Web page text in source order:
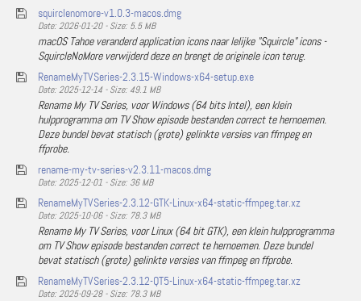
squirclenomore-v1.0.3-macos.dmg
Date: 2026-01-20 - Size: 5.5 MB
macOS Tahoe veranderd application icons naar lelijke "Squircle" icons -
SquircleNoMore verwijderd deze en brengt de originele icon terug.
RenameMyTVSeries-2.3.15-Windows-x64-setup.exe
Date: 2025-12-14 - Size: 49.1 MB
Rename My TV Series, voor Windows (64 bits Intel), een klein
hulpprogramma om TV Show episode bestanden correct te hernoemen.
Deze bundel bevat statisch (grote) gelinkte versies van ffmpeg en
ffprobe.
rename-my-tv-series-v2.3.11-macos.dmg
Date: 2025-12-01 - Size: 36 MB
RenameMyTVSeries-2.3.12-GTK-Linux-x64-static-ffmpeg.tar.xz
Date: 2025-10-06 - Size: 78.3 MB
Rename My TV Series, voor Linux (64 bit GTK), een klein hulpprogramma
om TV Show episode bestanden correct te hernoemen. Deze bundel
bevat statisch (grote) gelinkte versies van ffmpeg en ffprobe.
RenameMyTVSeries-2.3.12-QT5-Linux-x64-static-ffmpeg.tar.xz
Date: 2025-09-28 - Size: 78.3 MB